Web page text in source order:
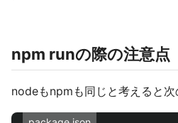
npm runの際の注意点
nodeもnpmも同じと考えると次